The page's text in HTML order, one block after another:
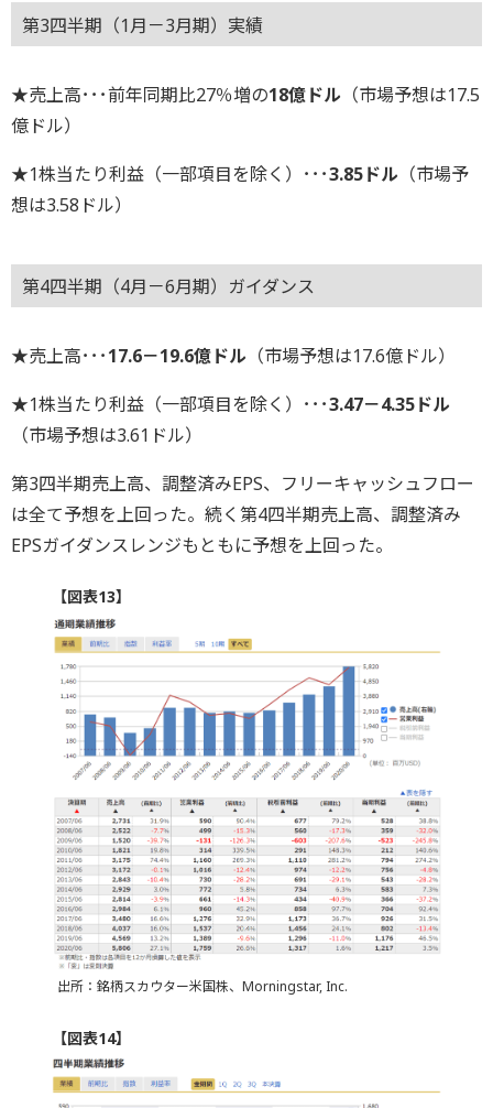
第3四半期（1月－3月期）実績
★売上高･･･前年同期比27％増の18億ドル （市場予想は17.5
億ドル）
★1株当たり利益（一部項目を除く）･･･3.85ドル （市場予
想は3.58ドル）
第4四半期（4月－6月期）ガイダンス
★売上高･･･17.6－19.6億ドル （市場予想は17.6億ドル）
★1株当たり利益（一部項目を除く）･･･3.47－4.35ドル
（市場予想は3.61ドル）
第3四半期売上高、調整済みEPS、フリーキャッシュフロー
は全て予想を上回った。続く第4四半期売上高、調整済み
EPSガイダンスレンジもともに予想を上回った。
【図表13】
出所：銘柄スカウター米国株、Morningstar, Inc.
【図表14】